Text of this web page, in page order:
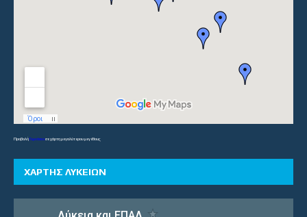
ΠροβολήΓυμνάσιασε χάρτη μεγαλύτερου μεγέθους
ΧΑΡΤΗΣ ΛΥΚΕΙΩΝ